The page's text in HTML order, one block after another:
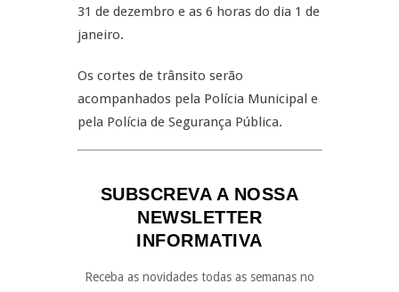
31 de dezembro e as 6 horas do dia 1 de
janeiro.
Os cortes de trânsito serão
acompanhados pela Polícia Municipal e
pela Polícia de Segurança Pública.
SUBSCREVA A NOSSA
NEWSLETTER
INFORMATIVA
Receba as novidades todas as semanas no